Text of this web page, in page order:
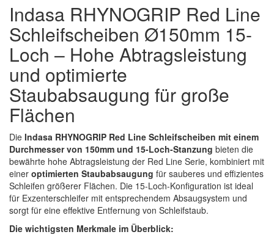
(8)
Mirka
(1)
no-name
(1)
Novol
(3)
Prevost
(21)
Sia
(3)
Spectral
(5)
StarChem
(1)
Sundstrom
Indasa RHYNOGRIP Red Line
Schleifscheiben Ø150mm 15-
Loch – Hohe Abtragsleistung
und optimierte
Staubabsaugung für große
Flächen
Die Indasa RHYNOGRIP Red Line Schleifscheiben mit einem
Durchmesser von 150mm und 15-Loch-Stanzung bieten die
bewährte hohe Abtragsleistung der Red Line Serie, kombiniert mit
einer optimierten Staubabsaugung für sauberes und effizientes
Schleifen größerer Flächen. Die 15-Loch-Konfiguration ist ideal
für Exzenterschleifer mit entsprechendem Absaugsystem und
sorgt für eine effektive Entfernung von Schleifstaub.
Die wichtigsten Merkmale im Überblick: